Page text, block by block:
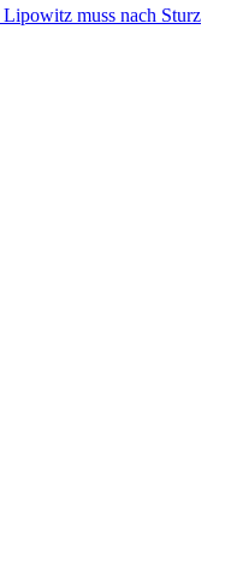
Lipowitz muss nach Sturz